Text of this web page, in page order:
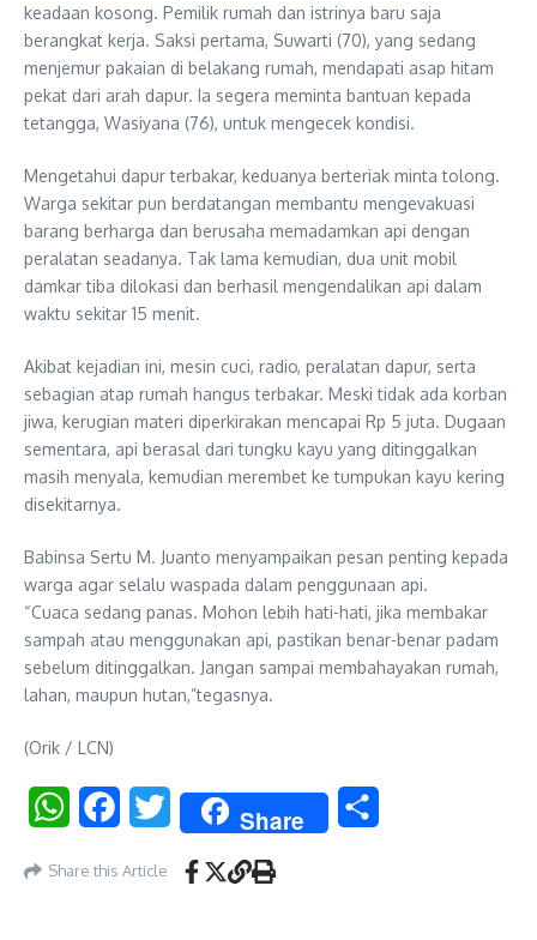
keadaan kosong. Pemilik rumah dan istrinya baru saja
berangkat kerja. Saksi pertama, Suwarti (70), yang sedang
menjemur pakaian di belakang rumah, mendapati asap hitam
pekat dari arah dapur. Ia segera meminta bantuan kepada
tetangga, Wasiyana (76), untuk mengecek kondisi.
Mengetahui dapur terbakar, keduanya berteriak minta tolong.
Warga sekitar pun berdatangan membantu mengevakuasi
barang berharga dan berusaha memadamkan api dengan
peralatan seadanya. Tak lama kemudian, dua unit mobil
damkar tiba dilokasi dan berhasil mengendalikan api dalam
waktu sekitar 15 menit.
Akibat kejadian ini, mesin cuci, radio, peralatan dapur, serta
sebagian atap rumah hangus terbakar. Meski tidak ada korban
jiwa, kerugian materi diperkirakan mencapai Rp 5 juta. Dugaan
sementara, api berasal dari tungku kayu yang ditinggalkan
masih menyala, kemudian merembet ke tumpukan kayu kering
disekitarnya.
Babinsa Sertu M. Juanto menyampaikan pesan penting kepada
warga agar selalu waspada dalam penggunaan api.
“Cuaca sedang panas. Mohon lebih hati-hati, jika membakar
sampah atau menggunakan api, pastikan benar-benar padam
sebelum ditinggalkan. Jangan sampai membahayakan rumah,
lahan, maupun hutan,”tegasnya.
(Orik / LCN)
WhatsAppFacebookTwitter Share
Share this Article